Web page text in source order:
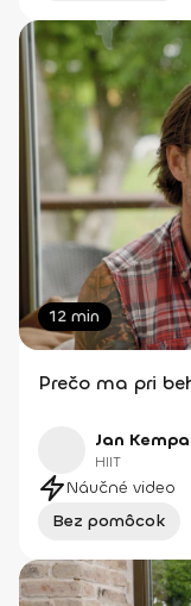
12 min
Prečo ma pri
Jan Kempa
HIIT
Náučné video
Bez pomôcok